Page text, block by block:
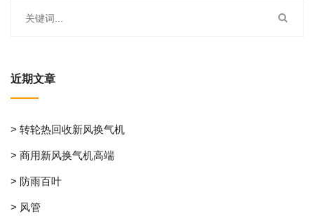
近期文章
> 转轮热回收新风换气机
> 商用新风换气机高端
> 防雨百叶
> 风管